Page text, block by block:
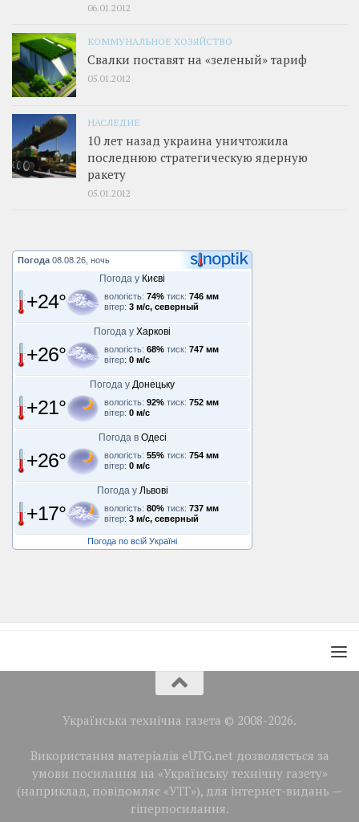
06.01.2012
КОММУНАЛЬНОЕ ХОЗЯЙСТВО
Свалки поставят на «зеленый» тариф
05.01.2012
НАСЛЕДИЕ
10 лет назад украина уничтожила
последнюю стратегическую ядерную
ракету
05.01.2012
Погода 08.08.26, ночь
Погода у Києві
+24° вологість: 74% тиск: 746 мм
вітер: 3 м/с, северный
Погода у Харкові
+26° вологість: 68% тиск: 747 мм
вітер: 0 м/с
Погода у Донецьку
+21° вологість: 92% тиск: 752 мм
вітер: 0 м/с
Погода в Одесі
+26° вологість: 55% тиск: 754 мм
вітер: 0 м/с
Погода у Львові
+17° вологість: 80% тиск: 737 мм
вітер: 3 м/с, северный
Погода по всій Україні
Українська технічна газета © 2008-2026.
Використання матеріалів eUTG.net дозволяється за
умови посилання на «Українську технічну газету»
(наприклад, повідомляє «УТГ»), для інтернет-видань —
гіперпосилання.